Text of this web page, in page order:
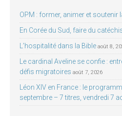
OPM : former, animer et soutenir
En Corée du Sud, faire du
L’hospitalité dans la Bible août 8,
Le cardinal Aveline se confie :
défis migratoires août 7, 2026
Léon XIV en France : le
septembre – 7 titres, vendredi 7